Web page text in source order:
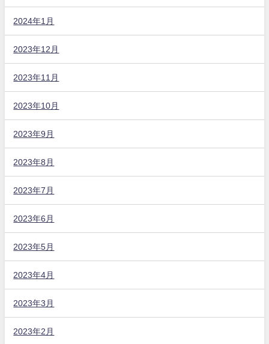
2024年1月
2023年12月
2023年11月
2023年10月
2023年9月
2023年8月
2023年7月
2023年6月
2023年5月
2023年4月
2023年3月
2023年2月